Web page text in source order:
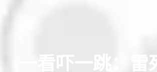
一看吓一跳：雷死